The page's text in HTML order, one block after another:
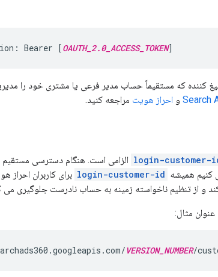
Bearer [OAUTH_2.0_ACCESS_TOKEN]
کننده که مستقیماً حساب مدیر فرعی یا مشتری خود را
و احراز هویت مراجعه کنید.
login-customer- الزامی است. هنگام دسترسی
کنیم همیشه login-customer-id برای کاربران احراز
و از تنظیم ناخواسته زمینه به حساب نادرست جلوگیری می
عنوان مثال:
VERSION_NUMBER/